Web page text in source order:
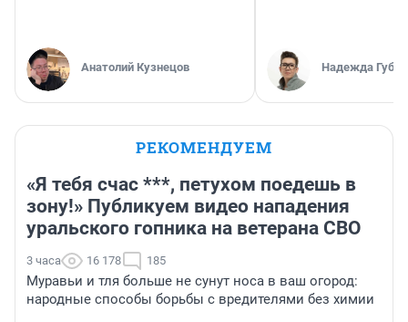
Анатолий Кузнецов Надежда
РЕКОМЕНДУЕМ
«Я тебя счас ***, петухом поедешь в
зону!» Публикуем видео нападения
уральского гопника на ветерана СВО
3 часа 16 178 185
Муравьи и тля больше не сунут носа в ваш огород:
народные способы борьбы с вредителями без химии